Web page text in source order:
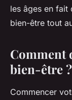
les âges en fait
bien-être tout
Comment
bien-être ?
Commencer